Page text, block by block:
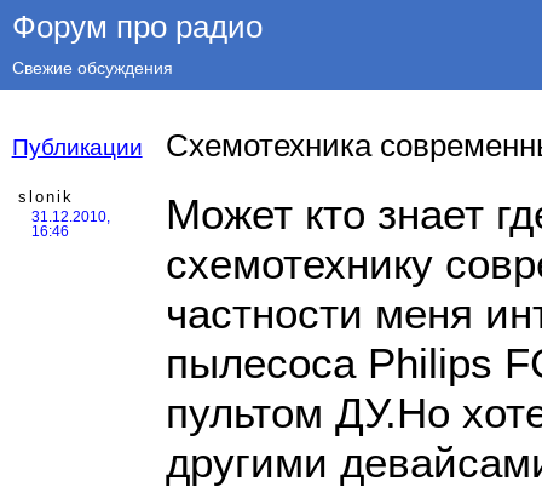
Форум про радио
Свежие обсуждения
Публикации Схемотехника
slonik
31.12.2010,
16:46
Может кто знает
схемотехнику
частности меня
пылесоса Philips
пультом ДУ.Но
другими